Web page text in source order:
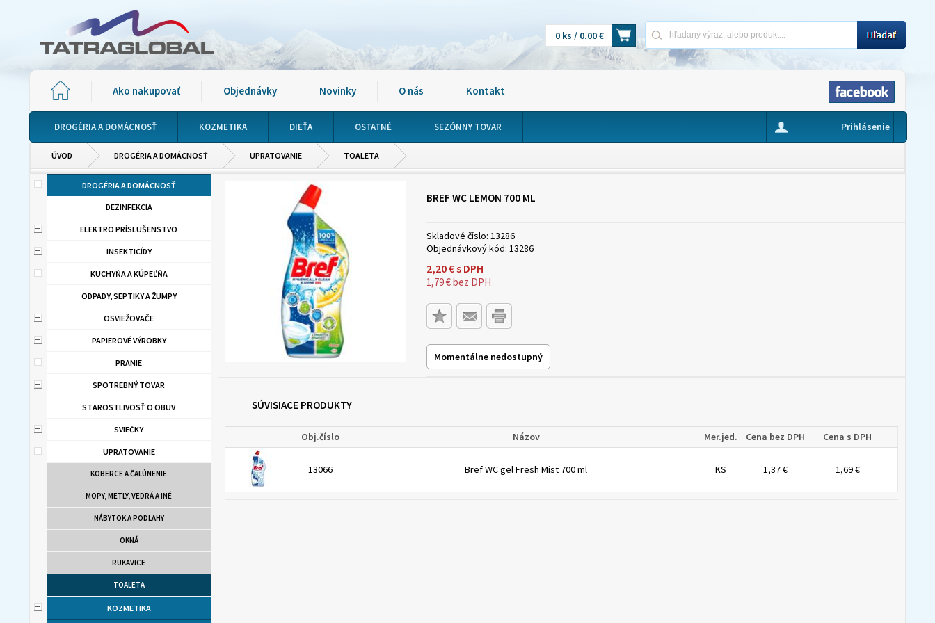
0 ks / 0.00 €
Ako nakupovať Objednávky Novinky O nás Kontakt
DROGÉRIA A DOMÁCNOSŤ KOZMETIKA DIEŤA OSTATNÉ SEZÓNNY TOVAR Prihlásenie
ÚVOD DROGÉRIA A DOMÁCNOSŤ UPRATOVANIE TOALETA
DROGÉRIA A DOMÁCNOSŤ
DEZINFEKCIA
ELEKTRO PRÍSLUŠENSTVO
INSEKTICÍDY
KUCHYŇA A KÚPEĽŇA
ODPADY, SEPTIKY A ŽUMPY
OSVIEŽOVAČE
PAPIEROVÉ VÝROBKY
PRANIE
SPOTREBNÝ TOVAR
STAROSTLIVOSŤ O OBUV
SVIEČKY
UPRATOVANIE
KOBERCE A ČALÚNENIE
MOPY, METLY, VEDRÁ A INÉ
NÁBYTOK A PODLAHY
OKNÁ
RUKAVICE
TOALETA
KOZMETIKA
BREF WC LEMON 700 ML
Skladové číslo: 13286
Objednávkový kód: 13286
2,20€s DPH
1,79€bez DPH
Momentálne nedostupný
SÚVISIACE PRODUKTY
Obj.číslo Názov Mer.jed. Cena bez DPH Cena s DPH
13066 Bref WC gel Fresh Mist 700 ml KS 1,37 € 1,69 €